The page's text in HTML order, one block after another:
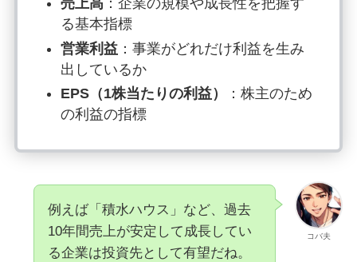
売上高：企業の規模や成長性を把握す
る基本指標
営業利益：事業がどれだけ利益を生み
出しているか
EPS（1株当たりの利益）
：株主のため
の利益の指標
コバ夫
例えば「積水ハウス」など、過去
10年間売上が安定して成長してい
る企業は投資先として有望だね。